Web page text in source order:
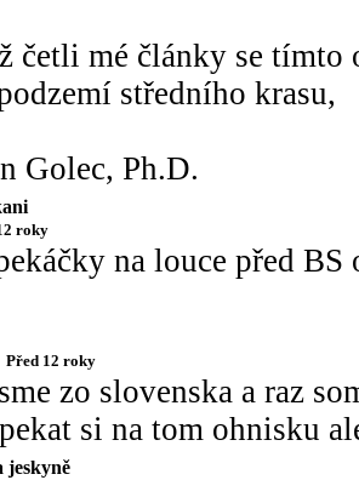
četli mé články se tímto
středního krasu,
Golec, Ph.D.
roky
na louce před
Před 12 roky
zo slovenska a raz
si na tom ohnisku
jeskyně